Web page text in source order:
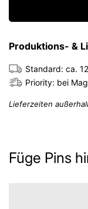
Produktions- &
Standard: ca.
Priority: bei
Lieferzeiten
Füge Pins